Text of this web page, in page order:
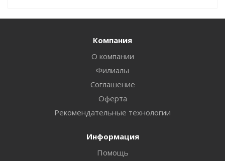
Компания
О компании
Филиалы
Соглашение
Оферта
Рекомендательные технологии
Информация
Помощь